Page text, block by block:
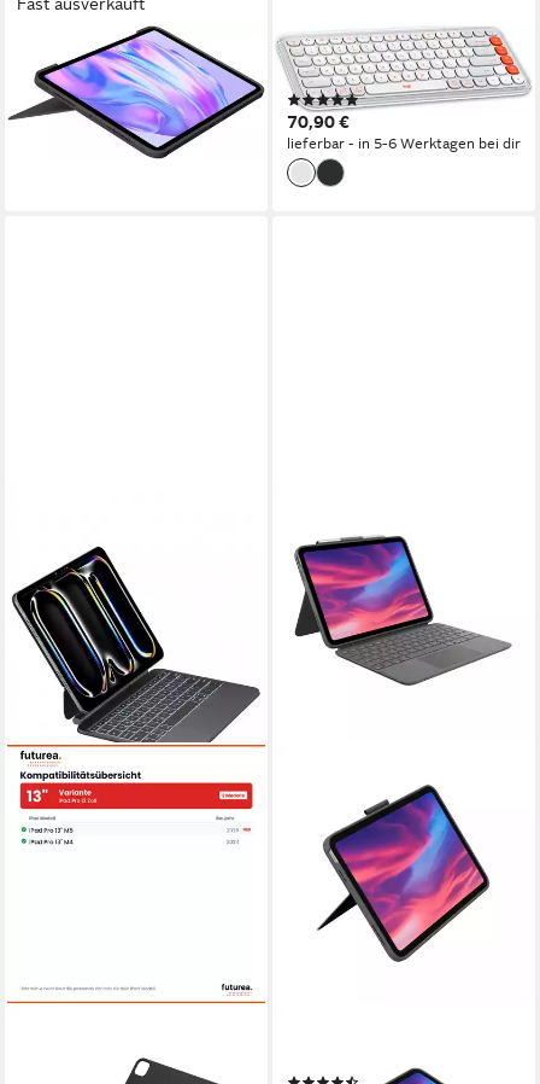
LOGITECH
Combo Touch Tastatur
ab 211,90 €
19,35 €
mtl. in 12 Raten
lieferbar - in 5-6 Werktagen bei dir
LOGITECH
POP ICON KEYS Tastatur
(1)
70,90 €
lieferbar - in 5-6 Werktagen bei dir
Magic Keyboard für iPad